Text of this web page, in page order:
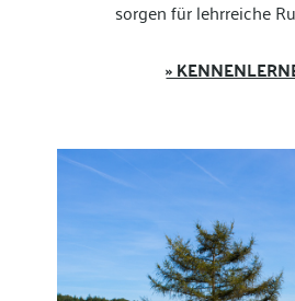
sorgen für lehrreiche
»